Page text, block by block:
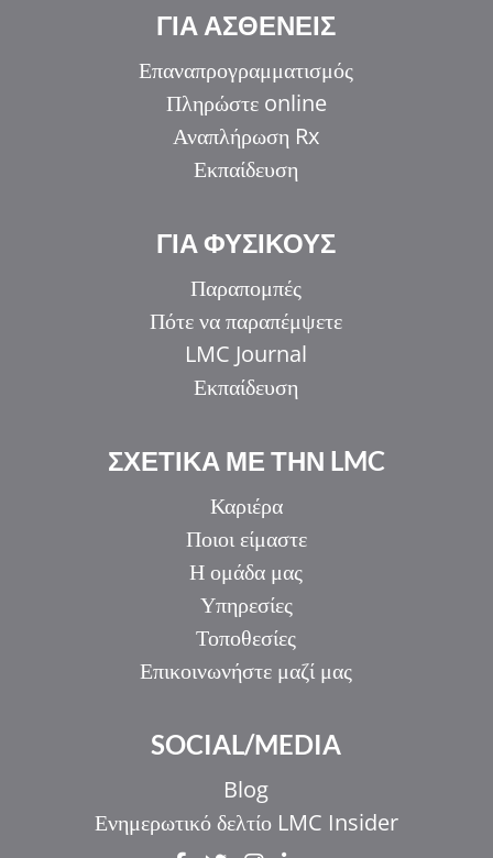
ΓΙΑ ΑΣΘΕΝΕΙΣ
Επαναπρογραμματισμός
Πληρώστε online
Αναπλήρωση Rx
Εκπαίδευση
ΓΙΑ ΦΥΣΙΚΟΥΣ
Παραπομπές
Πότε να παραπέμψετε
LMC Journal
Εκπαίδευση
ΣΧΕΤΙΚΑ ΜΕ ΤΗΝ LMC
Καριέρα
Ποιοι είμαστε
Η ομάδα μας
Υπηρεσίες
Τοποθεσίες
Επικοινωνήστε μαζί μας
SOCIAL/MEDIA
Blog
Ενημερωτικό δελτίο LMC Insider
UR